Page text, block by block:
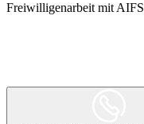
Freiwilligenarbeit mit AIFS